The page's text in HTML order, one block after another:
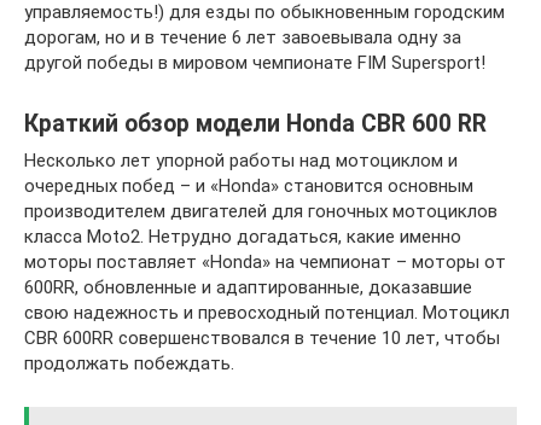
управляемость!) для езды по обыкновенным городским
дорогам, но и в течение 6 лет завоевывала одну за
другой победы в мировом чемпионате FIM Supersport!
Краткий обзор модели Honda CBR 600 RR
Несколько лет упорной работы над мотоциклом и
очередных побед – и «Honda» становится основным
производителем двигателей для гоночных мотоциклов
класса Moto2. Нетрудно догадаться, какие именно
моторы поставляет «Honda» на чемпионат – моторы от
600RR, обновленные и адаптированные, доказавшие
свою надежность и превосходный потенциал. Мотоцикл
CBR 600RR совершенствовался в течение 10 лет, чтобы
продолжать побеждать.